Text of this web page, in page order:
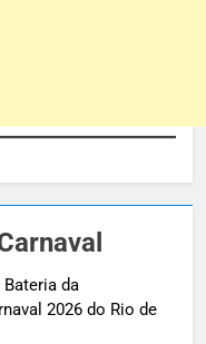
da
2026 do Rio de